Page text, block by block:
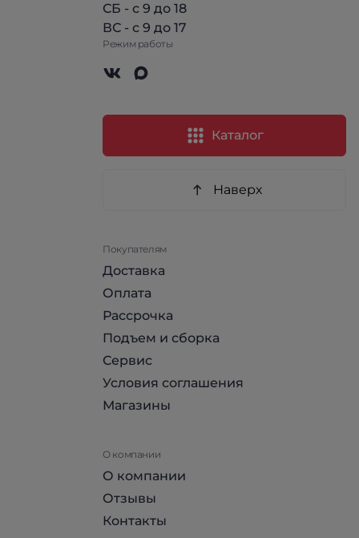
СБ - с 9 до 18
ВС - с 9 до 17
Режим работы
Каталог
Наверх
Покупателям
Доставка
Оплата
Рассрочка
Подъем и сборка
Сервис
Условия соглашения
Магазины
О компании
О компании
Отзывы
Контакты